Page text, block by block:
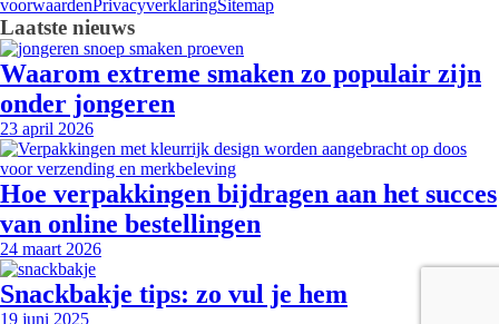
voorwaardenPrivacyverklaringSitemap
Laatste nieuws
Waarom extreme smaken zo populair zijn
onder jongeren
23 april 2026
Hoe verpakkingen bijdragen aan het succes
van online bestellingen
24 maart 2026
Snackbakje tips: zo vul je hem
19 juni 2025